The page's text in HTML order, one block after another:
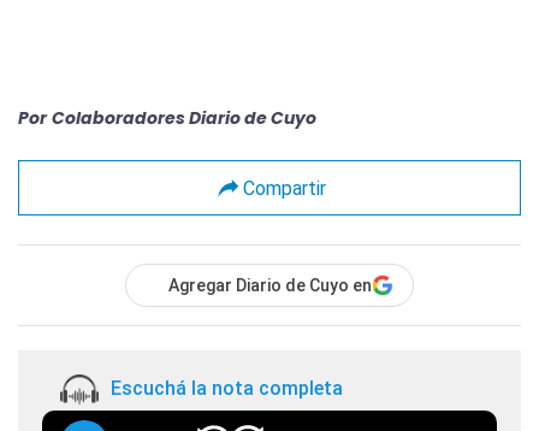
Por Colaboradores Diario de Cuyo
Compartir
Agregar Diario de Cuyo en
Escuchá la nota completa